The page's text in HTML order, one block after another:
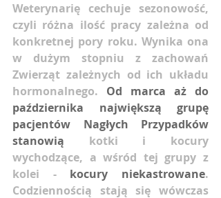
Weterynarię cechuje sezonowość,
czyli różna ilość pracy zależna od
konkretnej pory roku. Wynika ona
w dużym stopniu z zachowań
Zwierząt zależnych od ich układu
hormonalnego. Od marca aż do
października największą grupę
pacjentów Nagłych Przypadków
stanowią kotki i kocury
wychodzące, a wśród tej grupy z
kolei - kocury niekastrowane.
Codziennością stają się wówczas